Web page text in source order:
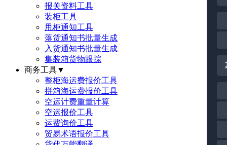
报关资料工具
装柜工具
甩柜通知工具
落货通知书批量生成
入货通知书批量生成
集装箱货物跟踪
商务工具▼
整柜海运费报价工具
拼箱海运费报价工具
空运计费重量计算
空运报价工具
运费询价工具
贸易术语报价工具